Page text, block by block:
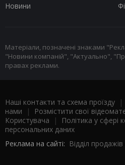
Новини
Матеріали, позначені знаками
"Новини компаній", "Актуально",
правах реклами.
Наші контакти та схема проїзду |
нами | Розмістити свої
Користувача |
Політика у сфері
персональних даних
Реклама на сайті: Відділ